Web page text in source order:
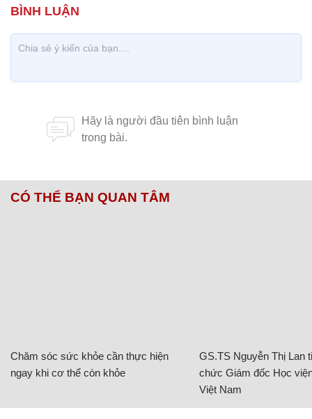
CÓ THỂ BẠN QUAN TÂM
Chăm sóc sức khỏe cần thực hiện
ngay khi cơ thể còn khỏe
GS.TS Nguyễn Thị Lan
chức Giám đốc Học
Việt Nam